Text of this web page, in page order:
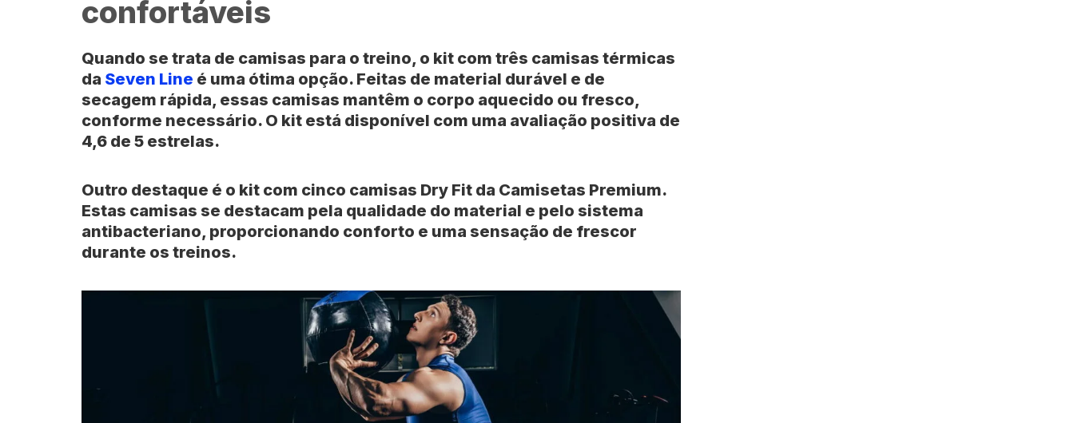
confortáveis
Quando se trata de camisas para o treino, o kit com três camisas térmicas
da Seven Line é uma ótima opção. Feitas de material durável e de
secagem rápida, essas camisas mantêm o corpo aquecido ou fresco,
conforme necessário. O kit está disponível com uma avaliação positiva de
4,6 de 5 estrelas.
Outro destaque é o kit com cinco camisas Dry Fit da Camisetas Premium.
Estas camisas se destacam pela qualidade do material e pelo sistema
antibacteriano, proporcionando conforto e uma sensação de frescor
durante os treinos.